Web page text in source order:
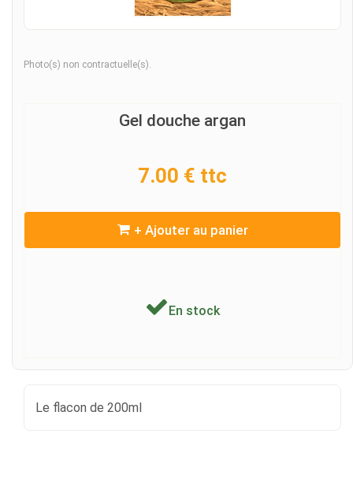
Photo(s) non contractuelle(s).
Gel douche argan
7.00 € ttc
+ Ajouter au panier
En stock
Le flacon de 200ml